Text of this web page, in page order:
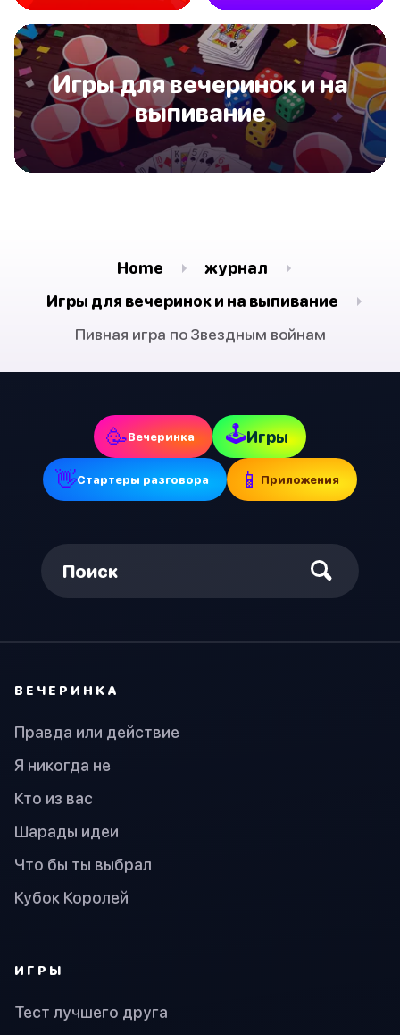
Игры для вечеринок и на
выпивание
Home
журнал
Игры для вечеринок и на выпивание
Пивная игра по Звездным войнам
🥳Вечеринка 🕹Игры
👋Стартеры разговора 📱 Приложения
Поиск
ВЕЧЕРИНКА
Правда или действие
Я никогда не
Кто из вас
Шарады идеи
Что бы ты выбрал
Кубок Королей
ИГРЫ
Тест лучшего друга